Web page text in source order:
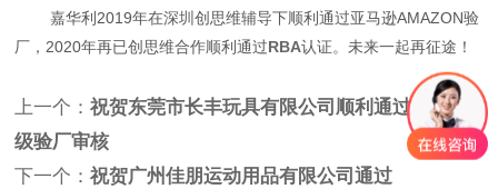
嘉华利2019年在深圳创思维辅导下顺利通过亚马逊AMAZON验
厂，2020年再已创思维合作顺利通过RBA认证。未来一起再征途！
上一个：祝贺东莞市长丰玩具有限公司顺利通过BSCI B
级验厂审核
下一个：祝贺广州佳朋运动用品有限公司通过